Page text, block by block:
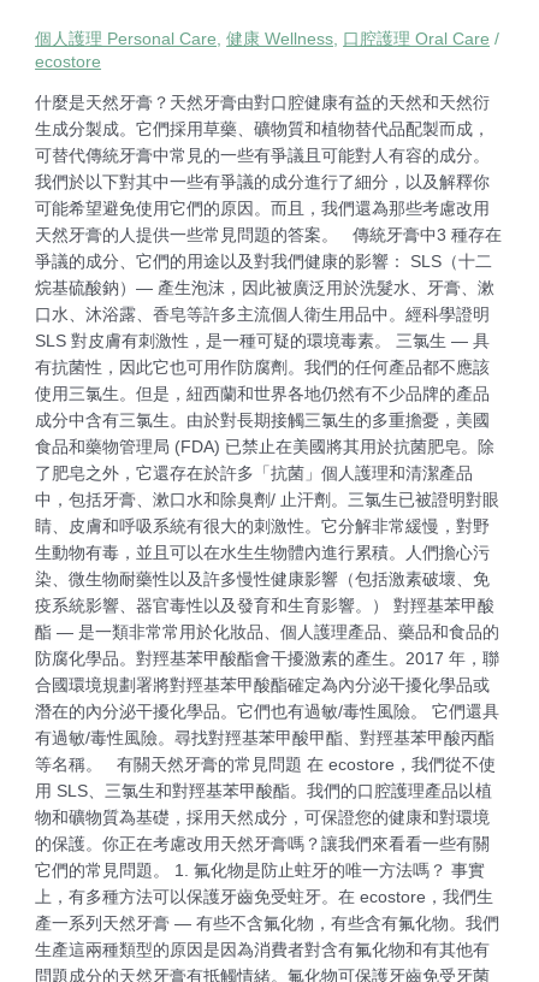
個人護理 Personal Care,健康 Wellness, 口腔護理 Oral Care /
ecostore
什麼是天然牙膏？天然牙膏由對口腔健康有益的天然和天然衍
生成分製成。它們採用草藥、礦物質和植物替代品配製而成，
可替代傳統牙膏中常見的一些有爭議且可能對人有容的成分。
我們於以下對其中一些有爭議的成分進行了細分，以及解釋你
可能希望避免使用它們的原因。而且，我們還為那些考慮改用
天然牙膏的人提供一些常見問題的答案。 傳統牙膏中3 種存在
爭議的成分、它們的用途以及對我們健康的影響： SLS（十二
烷基硫酸鈉）— 產生泡沫，因此被廣泛用於洗髮水、牙膏、漱
口水、沐浴露、香皂等許多主流個人衛生用品中。經科學證明
SLS 對皮膚有刺激性，是一種可疑的環境毒素。 三氯生 — 具
有抗菌性，因此它也可用作防腐劑。我們的任何產品都不應該
使用三氯生。但是，紐西蘭和世界各地仍然有不少品牌的產品
成分中含有三氯生。由於對長期接觸三氯生的多重擔憂，美國
食品和藥物管理局 (FDA) 已禁止在美國將其用於抗菌肥皂。除
了肥皂之外，它還存在於許多「抗菌」個人護理和清潔產品
中，包括牙膏、漱口水和除臭劑/ 止汗劑。三氯生已被證明對眼
睛、皮膚和呼吸系統有很大的刺激性。它分解非常緩慢，對野
生動物有毒，並且可以在水生生物體內進行累積。人們擔心污
染、微生物耐藥性以及許多慢性健康影響（包括激素破壞、免
疫系統影響、器官毒性以及發育和生育影響。） 對羥基苯甲酸
酯 — 是一類非常常用於化妝品、個人護理產品、藥品和食品的
防腐化學品。對羥基苯甲酸酯會干擾激素的產生。2017 年，聯
合國環境規劃署將對羥基苯甲酸酯確定為內分泌干擾化學品或
潛在的內分泌干擾化學品。它們也有過敏/毒性風險。 它們還具
有過敏/毒性風險。尋找對羥基苯甲酸甲酯、對羥基苯甲酸丙酯
等名稱。 有關天然牙膏的常見問題 在 ecostore，我們從不使
用 SLS、三氯生和對羥基苯甲酸酯。我們的口腔護理產品以植
物和礦物質為基礎，採用天然成分，可保證您的健康和對環境
的保護。你正在考慮改用天然牙膏嗎？讓我們來看看一些有關
它們的常見問題。 1. 氟化物是防止蛀牙的唯一方法嗎？ 事實
上，有多種方法可以保護牙齒免受蛀牙。在 ecostore，我們生
產一系列天然牙膏 — 有些不含氟化物，有些含有氟化物。我們
生產這兩種類型的原因是因為消費者對含有氟化物和有其他有
問題成分的天然牙膏有抵觸情緒。氟化物可保護牙齒免受牙菌